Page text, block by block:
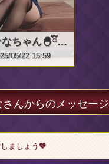
ひなちゃん🐣ྀི🐣ྀི🐣ྀི
05/22 15:59
さんからのメッセージ
ましょう💖